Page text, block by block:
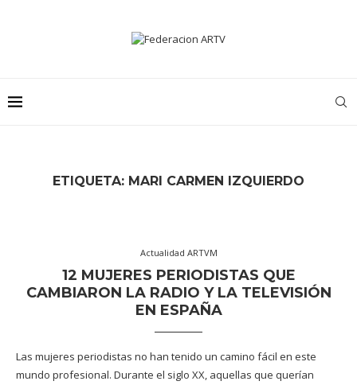
ETIQUETA: MARI CARMEN IZQUIERDO
Actualidad ARTVM
12 MUJERES PERIODISTAS QUE
CAMBIARON LA RADIO Y LA TELEVISIÓN
EN ESPAÑA
Las mujeres periodistas no han tenido un camino fácil en este
mundo profesional. Durante el siglo XX, aquellas que querían